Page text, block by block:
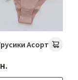
Асорті